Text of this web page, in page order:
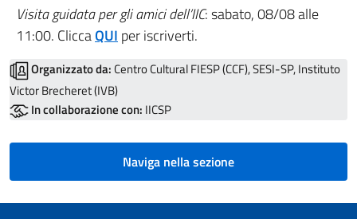
Visita guidata per gli amici dell’IIC: sabato, 08/08 alle
11:00. CliccaQUIper iscriverti.
Organizzato da: Centro Cultural FIESP (CCF), SESI-SP, Instituto
Victor Brecheret (IVB)
In collaborazione con: IICSP
Naviga nella sezione